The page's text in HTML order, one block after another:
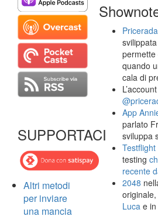
SUPPORTACI
Altri metodi
per inviare
una mancia
quando
cala di
App
parlato
sviluppa
Testflight
testing
recente
2048
Luca e in